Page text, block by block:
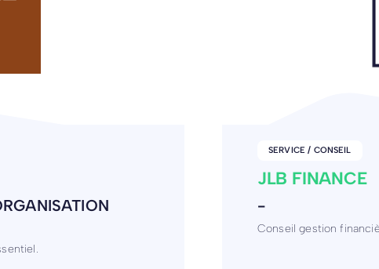
SERVICE / CONSEIL
OSTRAL
ENTREPRISE
HUMAINE